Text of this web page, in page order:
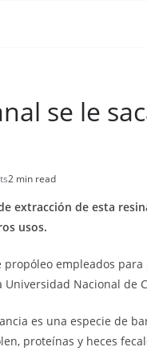
se le
2 min read
extracción de esta
usos.
empleados
Nacional de
es una especie de
proteínas y heces